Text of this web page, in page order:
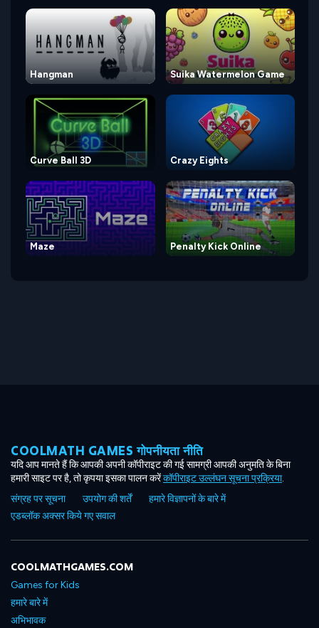
Hangman Suika Watermelon Game
Curve Ball 3D Crazy Eights
Maze Penalty Kick Online
COOLMATH GAMES गोपनीयता नीति
यदि आप मानते हैं कि आपकी अपनी कॉपीराइट की गई सामग्री आपकी अनुमति के बिना
हमारी साइट पर है, तो कृपया इसका पालन करेंकॉपीराइट उल्लंघन सूचना प्रक्रिया.
संग्रह पर सूचना
उपयोग की शर्तें
हमारे विज्ञापनों के बारे में
एडब्लॉक अक्सर किये गए सवाल
COOLMATHGAMES.COM
Games for Kids
हमारे बारे में
अभिभावक